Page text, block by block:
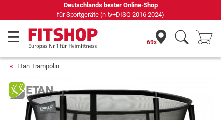
Seit 42 Jahren Ihr Experte für Heimfitness
69x
Etan Trampolin